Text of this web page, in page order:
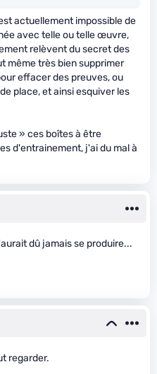
actuellement impossible de
avec telle ou telle œuvre,
relèvent du secret des
même très bien supprimer
effacer des preuves, ou
place, et ainsi esquiver les
» ces boîtes à être
d'entrainement, j'ai du mal à
dû jamais se produire...
regarder.